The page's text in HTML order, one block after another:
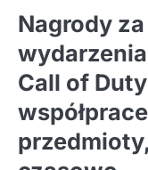
Nagrody
Call of